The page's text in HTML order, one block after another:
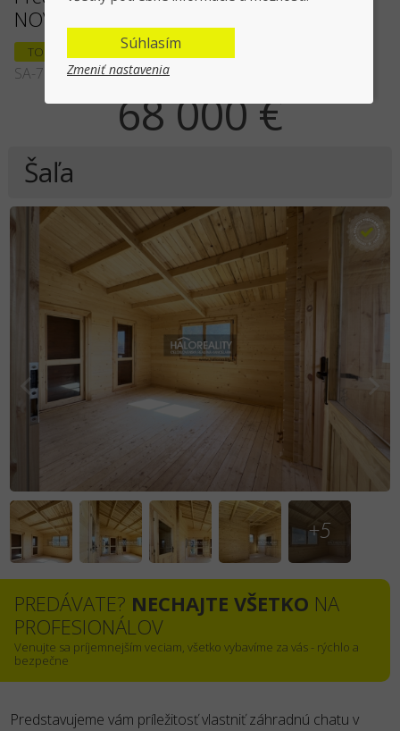
NOVOSTAVBA
TOP PONUKA
SA-72121
68 000 €
Šaľa
+5
PREDÁVATE? NECHAJTE VŠETKO NA
PROFESIONÁLOV
Venujte sa príjemnejším veciam, všetko vybavíme za vás - rýchlo a
bezpečne
Predstavujeme vám príležitosť vlastniť záhradnú chatu v
Súhlasím
Zmeniť nastavenia